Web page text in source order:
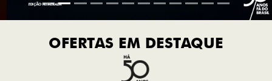
OFERTAS EM DESTAQUE